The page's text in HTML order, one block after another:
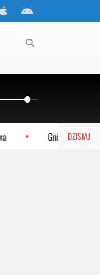
DZISIAJ
Gniewino: